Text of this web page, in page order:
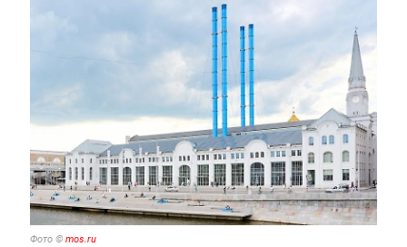
Фото © mos.ru